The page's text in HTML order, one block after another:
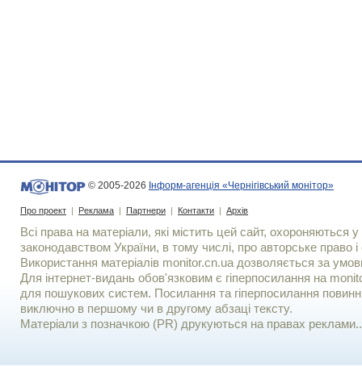
© 2005-2026 Інформ-агенція «Чернігівський монітор»
Про проект | Реклама | Партнери | Контакти | Архів
Всі права на матеріали, які містить цей сайт, охороняються у
законодавством України, в тому числі, про авторське право і
Використання матерiалiв monitor.cn.ua дозволяється за
Для iнтернет-видань обов'язковим є гiперпосилання на
для пошукових систем. Посилання та гіперпосилання
виключно в першому чи в другому абзаці тексту.
Матеріали з позначкою (PR) друкуються на правах реклами..